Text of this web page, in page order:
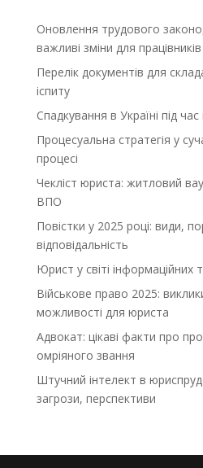
Оновлення трудового
важливі зміни для
Перелік документів для
іспиту
Спадкування в Україні під
Процесуальна стратегія у
процесі
Чекліст юриста: житловий
ВПО
Повістки у 2025 році: види,
відповідальність
Юрист у світі інформаційних
Військове право 2025:
можливості для юриста
Адвокат: цікаві факти про
омріяного звання
Штучний інтелект в
загрози, перспективи